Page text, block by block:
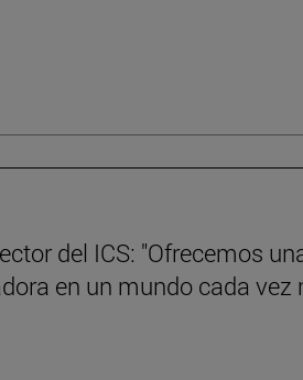
del ICS: "Ofrecemos
en un mundo cada vez